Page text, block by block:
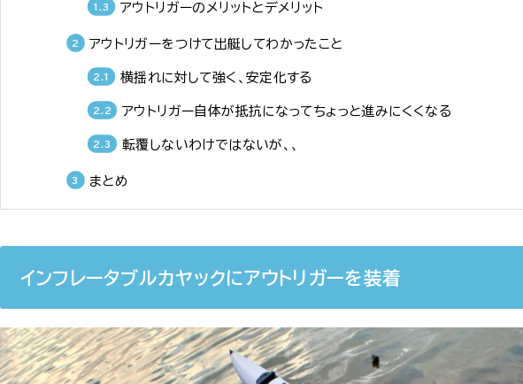
アウトリガーのメリットとデメリット
アウトリガーをつけて出艇してわかったこと
横揺れに対して強く、安定化する
アウトリガー自体が抵抗になってちょっと進みにくくなる
転覆しないわけではないが、、
まとめ
インフレータブルカヤックにアウトリガーを装着